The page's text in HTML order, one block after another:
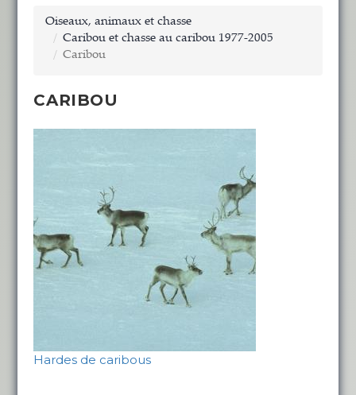
Oiseaux, animaux et chasse
Caribou et chasse au caribou 1977-2005
Caribou
CARIBOU
Hardes de caribous